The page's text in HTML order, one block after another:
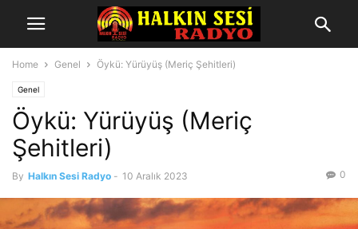
Home Genel Öykü: Yürüyüş (Meriç Şehitleri)
Genel
Öykü: Yürüyüş (Meriç
Şehitleri)
By Halkın Sesi Radyo - 10 Aralık 2023 0